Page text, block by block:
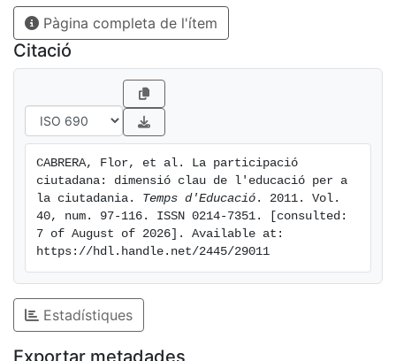
Pàgina completa de l'ítem
Citació
CABRERA, Flor, et al. La participació
ciutadana: dimensió clau de l'educació per a
la ciutadania. Temps d'Educació . 2011. Vol.
40, num. 97-116. ISSN 0214-7351. [consulted:
7 of August of 2026]. Available at:
https://hdl.handle.net/2445/29011
Estadístiques